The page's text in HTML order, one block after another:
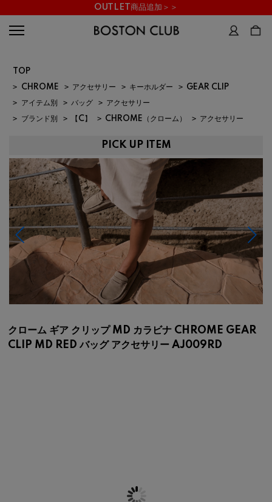
OUTLET商品追加＞＞
TOP
> CHROME > アクセサリー > キーホルダー > GEAR CLIP
> アイテム別 > バッグ > アクセサリー
> ブランド別 > 【C】 > CHROME（クローム） > アクセサリー
PICK UP ITEM
クローム ギア クリップ MD カラビナ CHROME GEAR
CLIP MD RED バッグ アクセサリー AJ009RD